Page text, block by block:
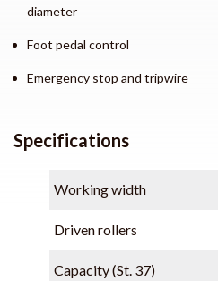
diameter
Foot pedal control
Emergency stop and tripwire
Specifications
Working width
Driven rollers
Capacity (St. 37)